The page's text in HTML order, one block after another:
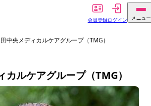
会員登録ログイン メニュー
中央メディカルケアグループ（TMG）
カルケアグループ（TMG）